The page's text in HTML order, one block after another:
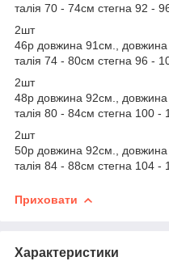
талія 70 - 74см стегна 92 -
2шт
46р довжина 91см.,
талія 74 - 80см стегна 96 -
2шт
48р довжина 92см.,
талія 80 - 84см стегна 100 -
2шт
50р довжина 92см.,
талія 84 - 88см стегна 104 -
Приховати
Характеристики